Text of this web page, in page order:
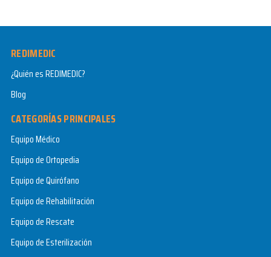
REDIMEDIC
¿Quién es REDIMEDIC?
Blog
CATEGORÍAS PRINCIPALES
Equipo Médico
Equipo de Ortopedia
Equipo de Quirófano
Equipo de Rehabilitación
Equipo de Rescate
Equipo de Esterilización